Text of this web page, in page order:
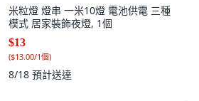
米粒燈 燈串 一米10燈 電池供電 三種
模式 居家裝飾夜燈, 1個
$13
($13.00/1個)
8/18 預計送達